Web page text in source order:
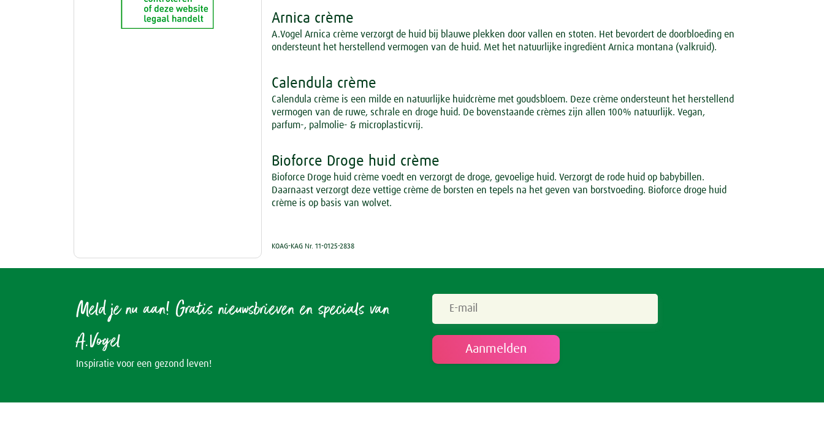
Pollinosan
Schildklier
Arnica crème
A.Vogel Arnica crème verzorgt de huid bij blauwe plekken door vallen en stoten. Het bevordert de doorbloeding en
ondersteunt het herstellend vermogen van de huid. Met het natuurlijke ingrediënt Arnica montana (valkruid).
Calendula crème
Calendula crème is een milde en natuurlijke huidcrème met goudsbloem. Deze crème ondersteunt het herstellend
vermogen van de ruwe, schrale en droge huid. De bovenstaande crèmes zijn allen 100% natuurlijk. Vegan,
parfum-, palmolie- & microplasticvrij.
Bioforce Droge huid crème
Bioforce Droge huid crème voedt en verzorgt de droge, gevoelige huid. Verzorgt de rode huid op babybillen.
Daarnaast verzorgt deze vettige crème de borsten en tepels na het geven van borstvoeding. Bioforce droge huid
crème is op basis van wolvet.
KOAG-KAG Nr. 11-0125-2838
Meld je nu aan! Gratis nieuwsbrieven en specials van
A.Vogel
Inspiratie voor een gezond leven!